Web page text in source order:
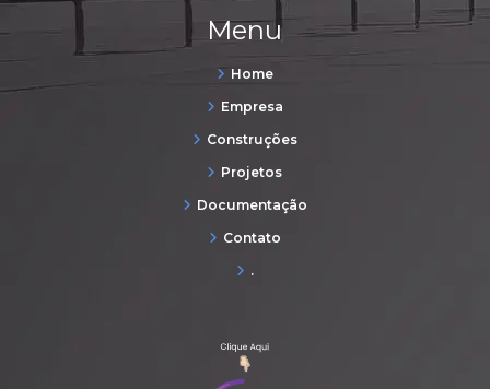
Menu
Home
Empresa
Construções
Projetos
Documentação
Contato
.